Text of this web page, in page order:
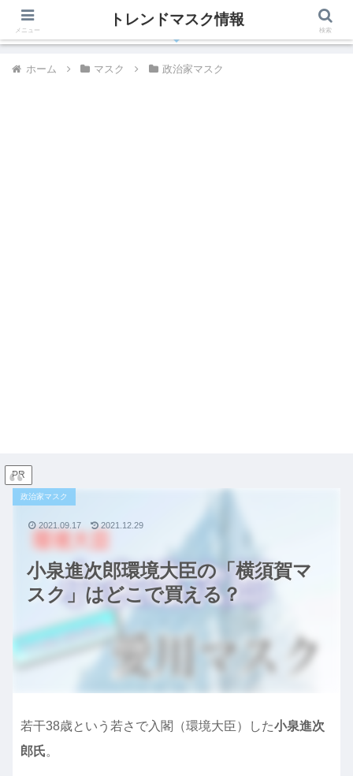
有名人、芸能人が着用しているトレンドマスク最新情報
ホーム マスク 政治家マスク
PR
小泉進次郎環境大臣の「横須賀マ
スク」はどこで買える？
政治家マスク
2021.09.17 2021.12.29
若干38歳という若さで入閣（環境大臣）した小泉進次
郎氏。
メニュー
トレンドマスク情報
検索